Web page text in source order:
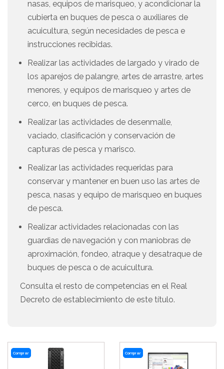
nasas, equipos de marisqueo, y acondicionar la
cubierta en buques de pesca o auxiliares de
acuicultura, según necesidades de pesca e
instrucciones recibidas.
Realizar las actividades de largado y virado de
los aparejos de palangre, artes de arrastre, artes
menores, y equipos de marisqueo y artes de
cerco, en buques de pesca.
Realizar las actividades de desenmalle,
vaciado, clasificación y conservación de
capturas de pesca y marisco.
Realizar las actividades requeridas para
conservar y mantener en buen uso las artes de
pesca, nasas y equipo de marisqueo en buques
de pesca.
Realizar actividades relacionadas con las
guardias de navegación y con maniobras de
aproximación, fondeo, atraque y desatraque de
buques de pesca o de acuicultura.
Consulta el resto de competencias en el Real
Decreto de establecimiento de este título.
Comprar Comprar